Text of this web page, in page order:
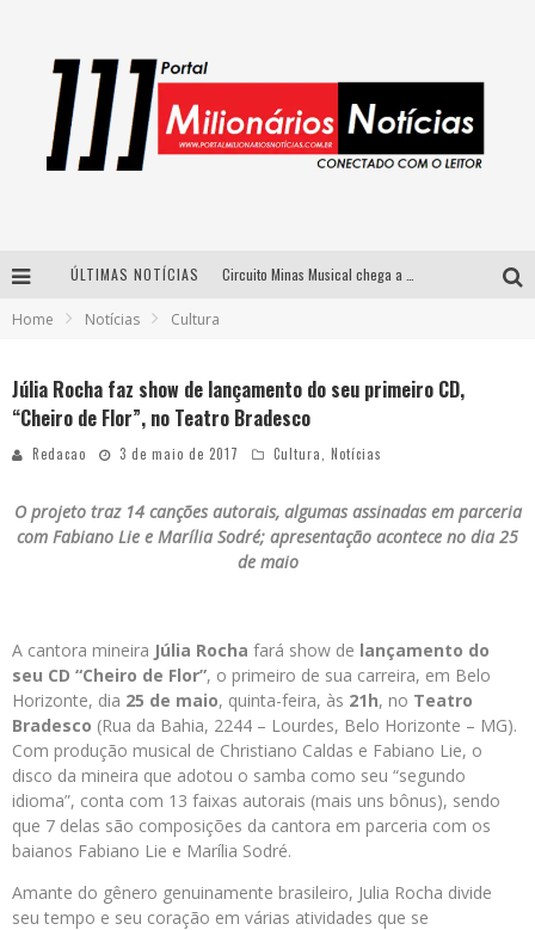
ÚLTIMAS NOTÍCIAS
Home Notícias Cultura
Júlia Rocha faz show de lançamento do seu primeiro CD,
“Cheiro de Flor”, no Teatro Bradesco
Redacao 3 de maio de 2017 Cultura Notícias
O projeto traz 14 canções autorais, algumas assinadas em parceria
com Fabiano Lie e Marília Sodré; apresentação acontece no dia 25
de maio
A cantora mineira Júlia Rocha fará show de lançamento do
seu CD “Cheiro de Flor”, o primeiro de sua carreira, em Belo
Horizonte, dia 25 de maio, quinta-feira, às 21h, no Teatro
Bradesco (Rua da Bahia, 2244 – Lourdes, Belo Horizonte – MG).
Com produção musical de Christiano Caldas e Fabiano Lie, o
disco da mineira que adotou o samba como seu “segundo
idioma”, conta com 13 faixas autorais (mais uns bônus), sendo
que 7 delas são composições da cantora em parceria com os
baianos Fabiano Lie e Marília Sodré.
Amante do gênero genuinamente brasileiro, Julia Rocha divide
seu tempo e seu coração em várias atividades que se